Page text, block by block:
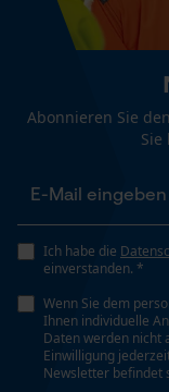
Abonnieren Sie
Sie
Ich habe die
einverstanden. *
Wenn Sie dem
Ihnen individuelle
Daten werden nicht
Einwilligung
Newsletter befindet